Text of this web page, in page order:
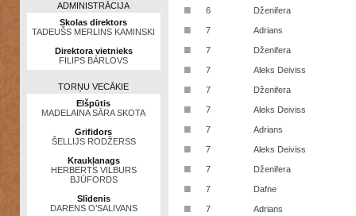
ADMINISTRĀCIJA
Skolas direktors
TADEUŠS MERLINS KAMINSKI
Direktora vietnieks
FILIPS BĀRLOVS
TORŅU VECĀKIE
Elšpūtis
MADELAINA SĀRA SKOTA
Grifidors
ŠELLIJS RODŽERSS
Kraukļanags
HERBERTS VILBURS
BJŪFORDS
Slīdenis
DARENS O’SALIVANS
■ 6 Dženifera
■ 7 Adrians
■ 7 Dženifera
■ 7 Aleks Deiviss
■ 7 Dženifera
■ 7 Aleks Deiviss
■ 7 Adrians
■ 7 Aleks Deiviss
■ 7 Dženifera
■ 7 Dafne
■ 7 Adrians